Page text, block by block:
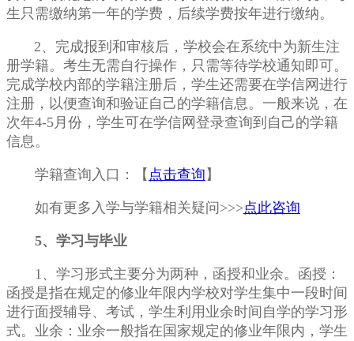
生只需缴纳第一年的学费，后续学费按年进行缴纳。
2、完成报到和审核后，学校会在系统中为新生注
册学籍。考生无需自行操作，只需等待学校通知即可。
完成学校内部的学籍注册后，学生还需要在学信网进行
注册，以便查询和验证自己的学籍信息。一般来说，在
次年4-5月份，学生可在学信网登录查询到自己的学籍
信息。
学籍查询入口： 【 点击查询 】
如有更多入学与学籍相关疑问>>>点此咨询
5、学习与毕业
1、学习形式主要分为两种，函授和业余。函授：
函授是指在规定的修业年限内学校对学生集中一段时间
进行面授辅导、考试，学生利用业余时间自学的学习形
式。业余：业余一般指在国家规定的修业年限内，学生